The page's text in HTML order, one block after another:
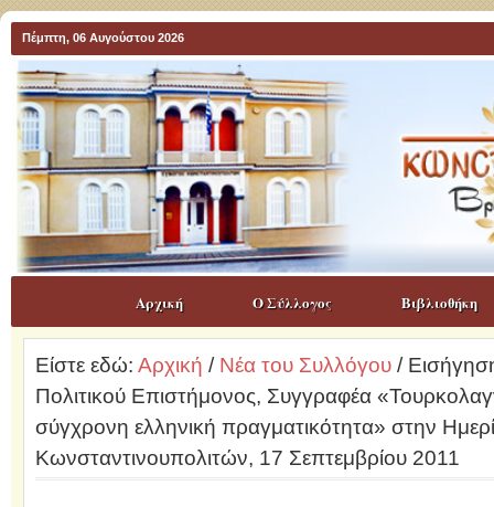
Πέμπτη, 06 Αυγούστου 2026
Αρχική Ο Σύλλογος Βιβλιοθήκη
Είστε εδώ: Αρχική / Νέα του Συλλόγου/
Πολιτικού Επιστήμονος, Συγγραφέα
σύγχρονη ελληνική πραγματικότητα» στην
Κωνσταντινουπολιτών, 17 Σεπτεμβρίου 2011